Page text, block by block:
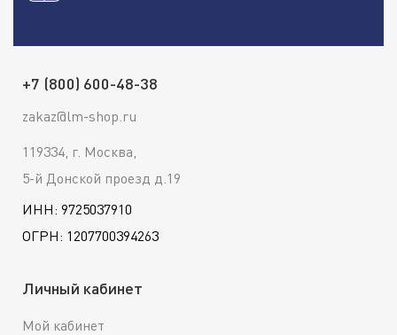
+7 (800) 600-48-38
zakaz@lm-shop.ru
119334, г. Москва,
5-й Донской проезд д.19
ИНН: 9725037910
ОГРН: 1207700394263
Личный кабинет
Мой кабинет